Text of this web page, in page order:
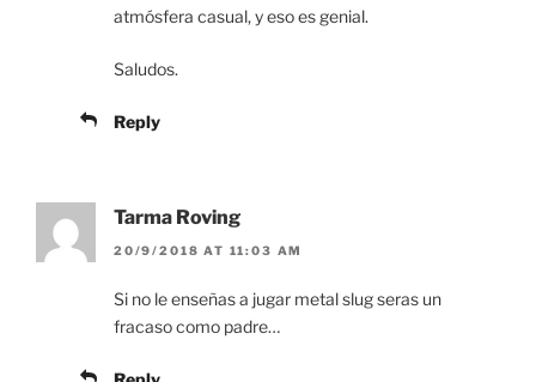
atmósfera casual, y eso es genial.
Saludos.
Reply
Tarma Roving
20/9/2018 AT 11:03 AM
Si no le enseñas a jugar metal slug seras un
fracaso como padre…